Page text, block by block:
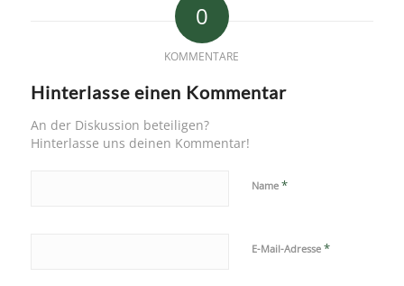
0
KOMMENTARE
Hinterlasse einen Kommentar
An der Diskussion beteiligen?
Hinterlasse uns deinen Kommentar!
Name *
E-Mail-Adresse *